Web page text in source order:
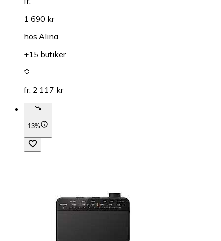
1 690 kr
hos Alina
+15 butiker
fr. 2 117 kr
13%